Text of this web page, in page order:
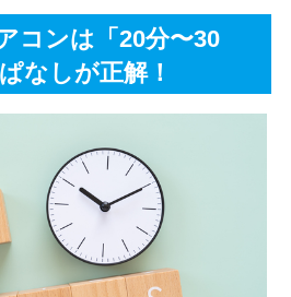
コンは「20分〜30
なしが正解！